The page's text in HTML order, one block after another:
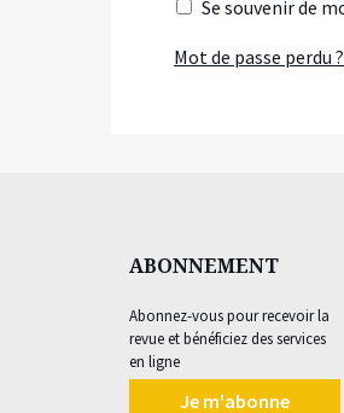
Se souvenir de
Mot de passe perdu ?
ABONNEMENT
Abonnez-vous pour recevoir la
revue et bénéficiez des services
en ligne
Je m'abonne